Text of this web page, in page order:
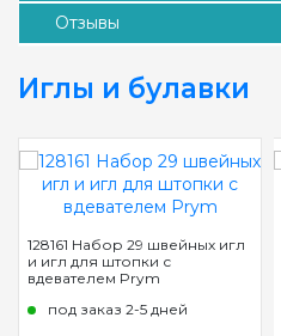
Отзывы
Иглы и булавки
128161 Набор 29 швейных игл
и игл для штопки с
вдевателем Prym
под заказ 2-5 дней